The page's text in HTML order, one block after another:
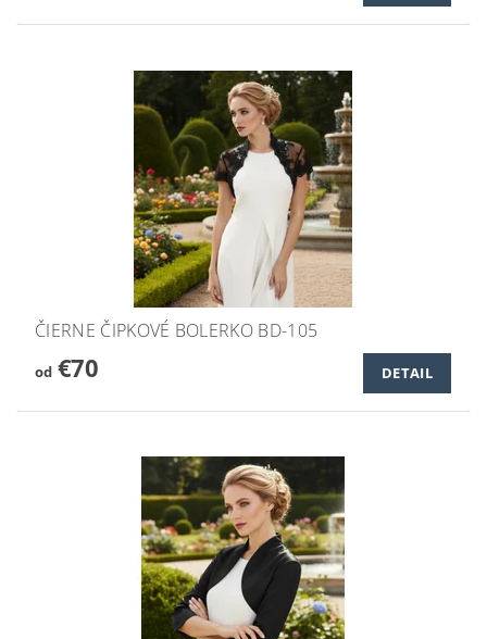
ČIERNE ČIPKOVÉ BOLERKO BD-105
od€70 DETAIL